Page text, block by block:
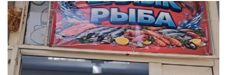
at
s
A
p
p
c
e
b
o
o
tt
er
n
o
kl
a
ss
e
gr
a
m
.R
u
er п
р
а
в
и